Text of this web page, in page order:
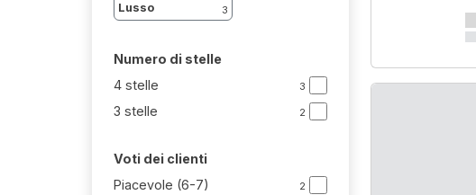
Lusso 3
Numero di stelle
4 stelle
3
3 stelle 2
Voti dei clienti
Piacevole (6-7)
2